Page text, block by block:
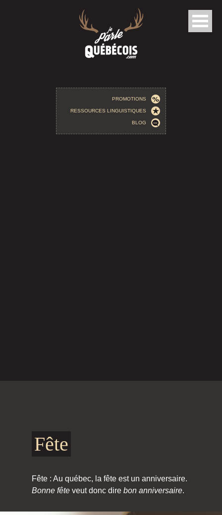
PROMOTIONS
RESSOURCES LINGUISTIQUES
BLOG
Fête
Fête : Au québec, la fête est un anniversaire.
Bonne fête veut donc dire bon anniversaire.